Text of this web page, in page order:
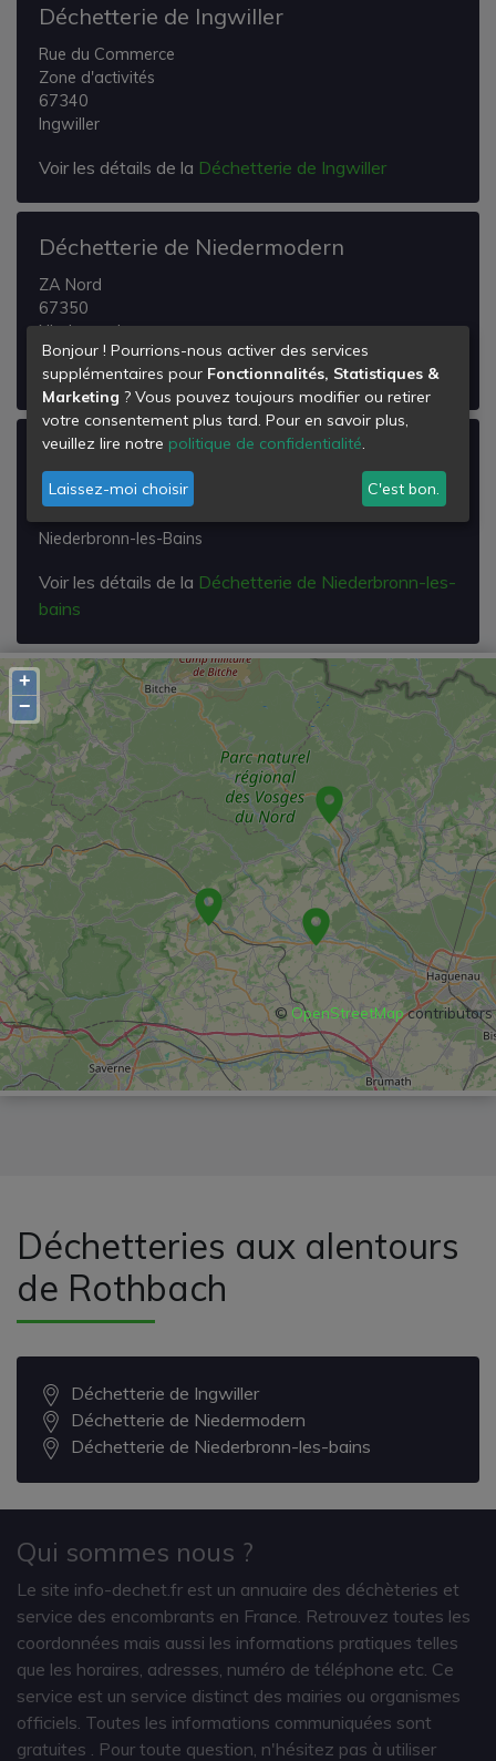
Déchetterie de Ingwiller
Rue du Commerce
Zone d'activités
67340
Ingwiller
Voir les détails de la Déchetterie de Ingwiller
Déchetterie de Niedermodern
ZA Nord
67350
Niedermodern
Voir les détails de laDéchetterie de Niedermodern
Déchetterie de Niederbronn-les-bains
Zone Industrielle du Sandholtz
Niederbronn-les-Bains
Voir les détails de la Déchetterie de Niederbronn-les-
bains
+
−
© OpenStreetMapcontributors
Déchetteries aux alentours
de Rothbach
Déchetterie de Ingwiller
Déchetterie de Niedermodern
Déchetterie de Niederbronn-les-bains
Qui sommes nous ?
Le site info-dechet.fr est un annuaire des déchèteries et
service des encombrants en France. Retrouvez toutes les
coordonnées mais aussi les informations pratiques telles
que les horaires, adresses, numéro de téléphone etc. Ce
service est un service distinct des mairies ou organismes
officiels. Toutes les informations communiquées sont
gratuites
. Pour toute question, n'hésitez pas à utiliser
Bonjour ! Pourrions-nous activer des services
supplémentaires pour Fonctionnalités, Statistiques &
Marketing ? Vous pouvez toujours modifier ou retirer
votre consentement plus tard. Pour en savoir plus,
veuillez lire notre politique de confidentialité.
Laissez-moi choisir C'est bon.